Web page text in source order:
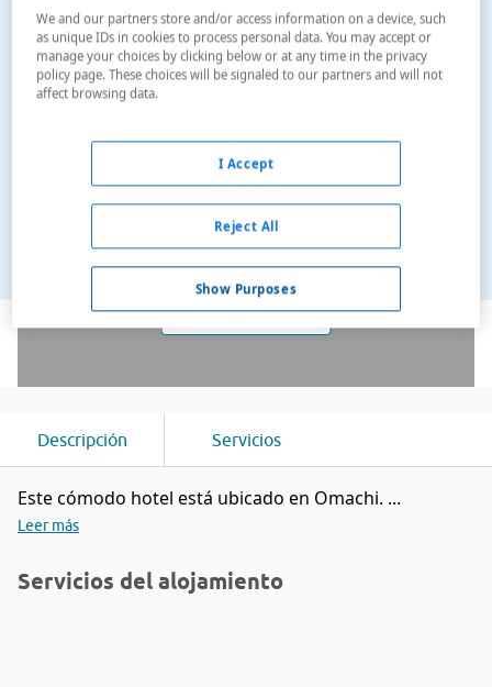
Ver en el mapa
Descripción Servicios
Este cómodo hotel está ubicado en Omachi. ...
Leer más
Servicios del alojamiento
We and our partners store and/or access information on a device, such
as unique IDs in cookies to process personal data. You may accept or
manage your choices by clicking below or at any time in the privacy
policy page. These choices will be signaled to our partners and will not
affect browsing data.
Show Purposes
Reject All
I Accept